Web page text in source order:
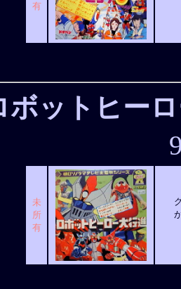
有
ボットヒー
未
所
有